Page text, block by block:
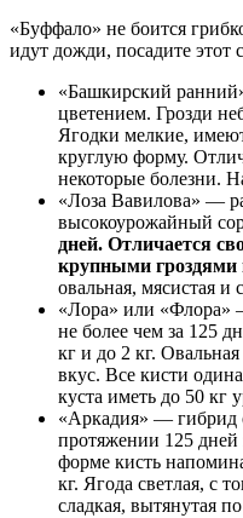
«Буффало» не боится
идут дожди, посадите этот
«Башкирский
цветением. Грозди
Ягодки мелкие,
круглую форму.
некоторые болезни.
«Лоза Вавилова» —
высокоурожайный
дней. Отличается
крупными гроздями
овальная, мясистая и
«Лора» или «Флора»
не более чем за 125
кг и до 2 кг.
вкус. Все кисти
куста иметь до 50 кг
«Аркадия» — гибрид
протяжении 125 дней
форме кисть
кг. Ягода светлая, с
сладкая, вытянутая